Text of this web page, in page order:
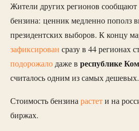
Жители других регионов
бензина: ценник медленно пополз
президентских выборов. К концу
зафиксирован сразу в 44 регионах
подорожалодаже в республике
считалось одним из самых дешевых.
Стоимость бензинарастети на
биржах.